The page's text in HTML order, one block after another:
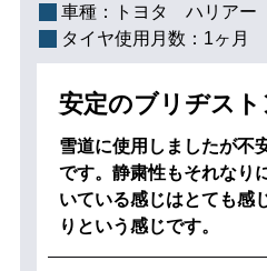
車種：
トヨタ ハリア
タイヤ使用月数： 1ヶ月
安定のブリヂスト
雪道に使用しましたが不
です。静粛性もそれなり
いている感じはとても感
りという感じです。